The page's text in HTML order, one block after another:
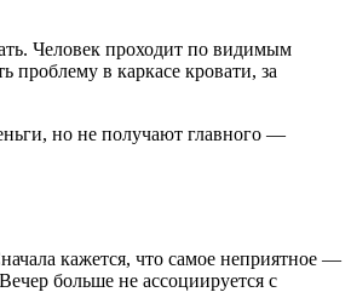
Человек проходит по видимым
проблему в каркасе кровати, за
но не получают главного —
кажется, что самое неприятное —
больше не ассоциируется с